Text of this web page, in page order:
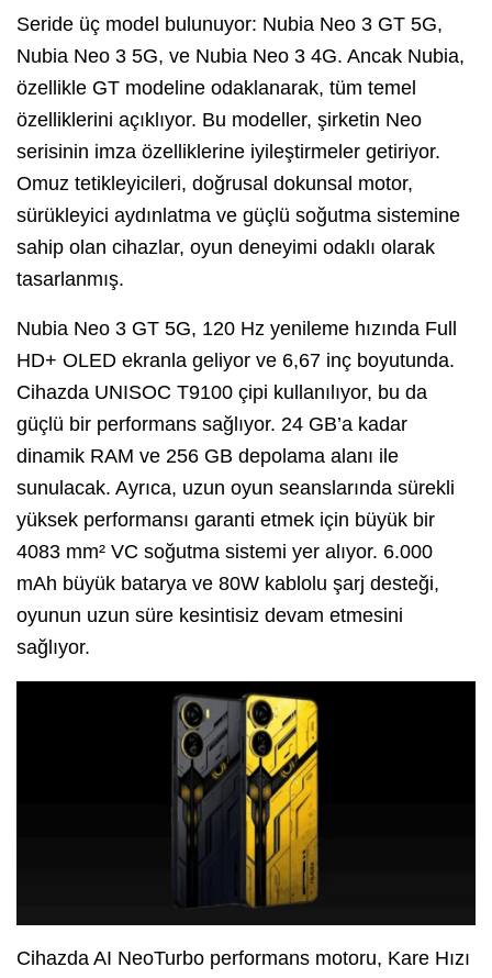
Seride üç model bulunuyor: Nubia Neo 3 GT 5G,
Nubia Neo 3 5G, ve Nubia Neo 3 4G. Ancak Nubia,
özellikle GT modeline odaklanarak, tüm temel
özelliklerini açıklıyor. Bu modeller, şirketin Neo
serisinin imza özelliklerine iyileştirmeler getiriyor.
Omuz tetikleyicileri, doğrusal dokunsal motor,
sürükleyici aydınlatma ve güçlü soğutma sistemine
sahip olan cihazlar, oyun deneyimi odaklı olarak
tasarlanmış.
Nubia Neo 3 GT 5G, 120 Hz yenileme hızında Full
HD+ OLED ekranla geliyor ve 6,67 inç boyutunda.
Cihazda UNISOC T9100 çipi kullanılıyor, bu da
güçlü bir performans sağlıyor. 24 GB’a kadar
dinamik RAM ve 256 GB depolama alanı ile
sunulacak. Ayrıca, uzun oyun seanslarında sürekli
yüksek performansı garanti etmek için büyük bir
4083 mm² VC soğutma sistemi yer alıyor. 6.000
mAh büyük batarya ve 80W kablolu şarj desteği,
oyunun uzun süre kesintisiz devam etmesini
sağlıyor.
Cihazda AI NeoTurbo performans motoru, Kare Hızı